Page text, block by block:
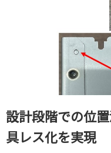
設計段階での位
具レス化を実現